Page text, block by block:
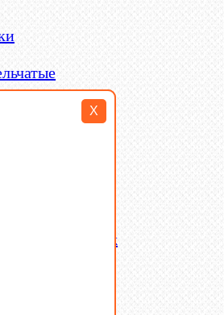
X
крепеж